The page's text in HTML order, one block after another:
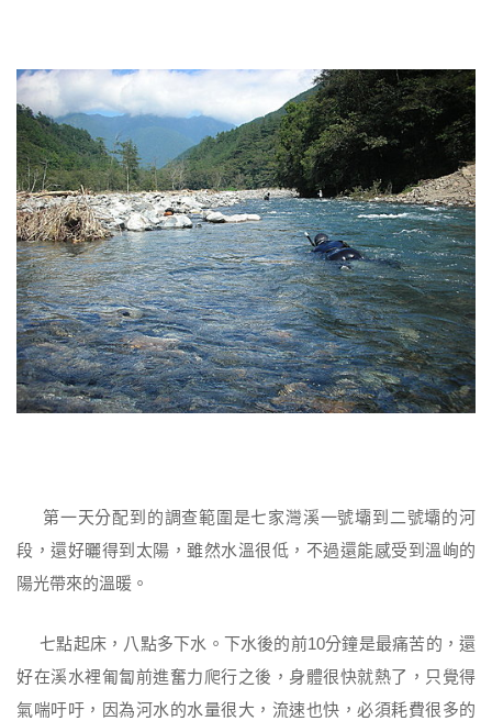
第一天分配到的調查範圍是七家灣溪一號壩到二號壩的河
段，還好曬得到太陽，雖然水溫很低，不過還能感受到溫峋的
陽光帶來的溫暖。
七點起床，八點多下水。下水後的前10分鐘是最痛苦的，還
好在溪水裡匍匐前進奮力爬行之後，身體很快就熱了，只覺得
氣喘吁吁，因為河水的水量很大，流速也快，必須耗費很多的